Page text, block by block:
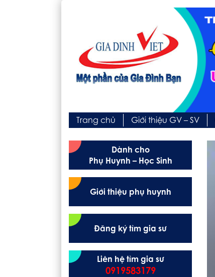
Trang chủ Giới thiệu GV – SV
Dành cho
Phụ Huynh – Học Sinh
Giới thiệu phụ huynh
Đăng ký tìm gia sư
Liên hệ tìm gia sư
0919583179